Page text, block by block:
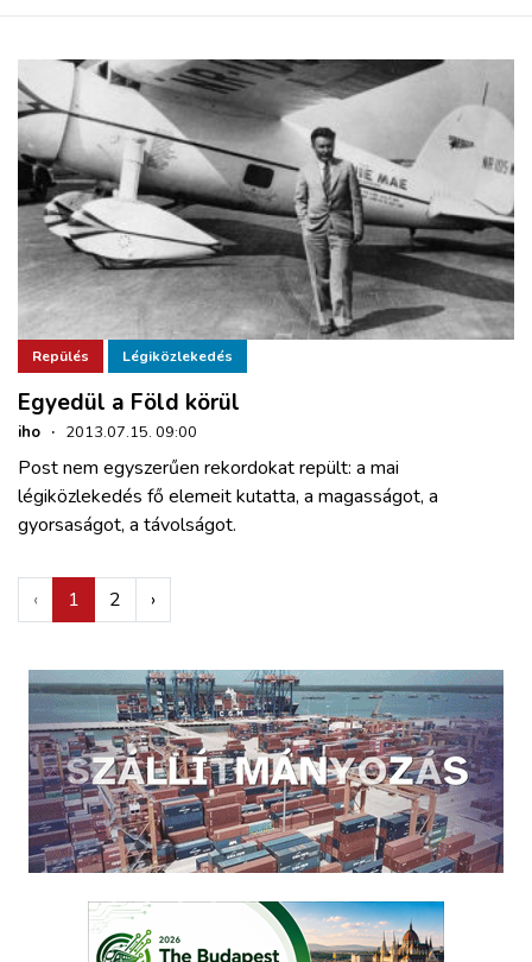
Repülés Légiközlekedés
Egyedül a Föld körül
iho · 2013.07.15. 09:00
Post nem egyszerűen rekordokat repült: a mai
légiközlekedés fő elemeit kutatta, a magasságot, a
gyorsaságot, a távolságot.
‹ 1 2 ›